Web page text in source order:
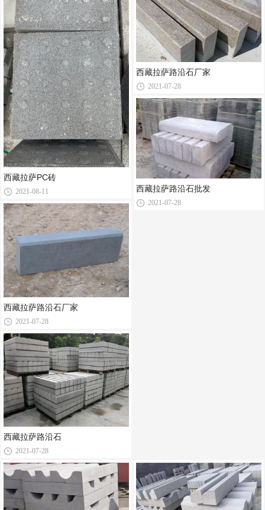
西藏拉萨PC砖
2021-08-11
西藏拉萨路沿石厂家
2021-07-28
西藏拉萨路沿石
2021-07-28
西藏拉萨路沿石厂家
2021-07-28
西藏拉萨路沿石批发
2021-07-28